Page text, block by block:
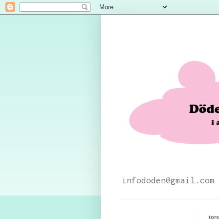
infododen@gmail.com